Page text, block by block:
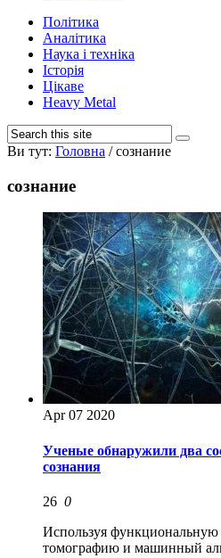
Політика
Аналітика
Наука і техніка
Історія
Цікаве
Heavy Metal
Ви тут: Головна /сознание
сознание
Apr 07 2020
Ученые обнаружили два
сознания
26 0
Используя
томографию и машинный